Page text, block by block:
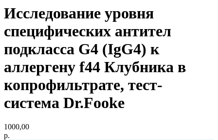
Исследование уровня
специфических антител
подкласса G4 (IgG4) к
аллергену f44 Клубника в
копрофильтрате, тест-
система Dr.Fooke
1000,00
р.